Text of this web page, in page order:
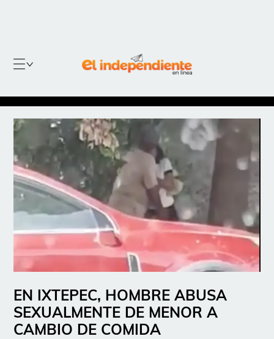
EN IXTEPEC, HOMBRE ABUSA
SEXUALMENTE DE MENOR A
CAMBIO DE COMIDA